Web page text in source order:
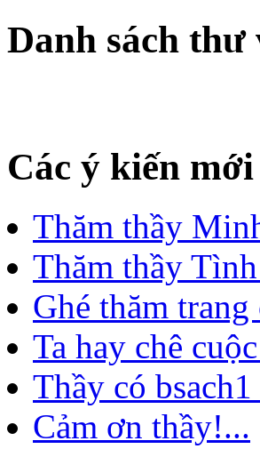
Danh sách thư
Các ý kiến
Thăm thầy
Thăm thầy
Ghé thăm
Ta hay chê
Thầy có
Cảm ơn thầy!...